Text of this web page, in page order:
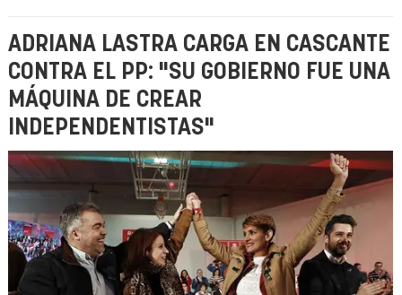
ADRIANA LASTRA CARGA EN CASCANTE
CONTRA EL PP: "SU GOBIERNO FUE UNA
MÁQUINA DE CREAR
INDEPENDENTISTAS"